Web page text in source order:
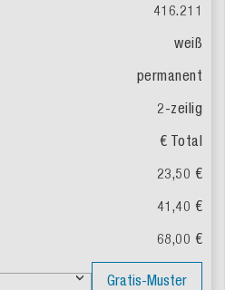
416.211
weiß
permanent
2-zeilig
€ Total
23,50 €
41,40 €
68,00 €
Gratis-Muster